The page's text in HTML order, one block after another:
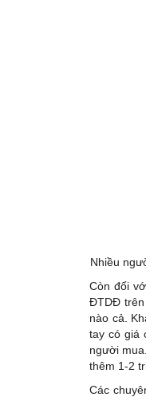
Nhiều
Còn đối
ĐTDĐ trên
nào cả.
tay có giá
người
thêm 1-2
Các